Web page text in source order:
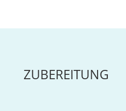
ZUBEREITUNG